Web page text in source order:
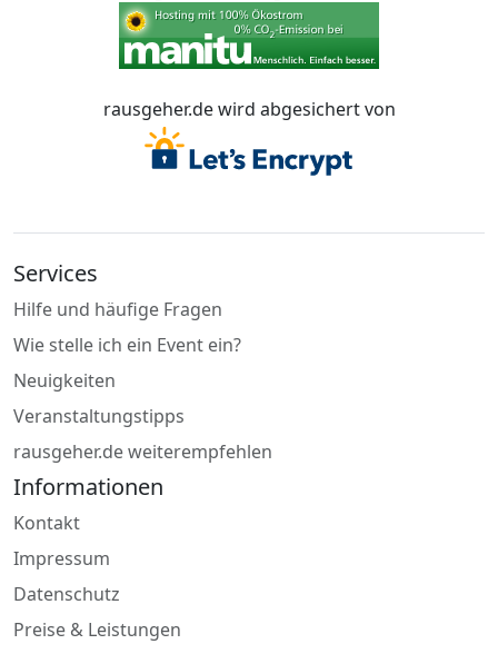
rausgeher.de wird abgesichert von
Services
Hilfe und häufige Fragen
Wie stelle ich ein Event ein?
Neuigkeiten
Veranstaltungstipps
rausgeher.de weiterempfehlen
Informationen
Kontakt
Impressum
Datenschutz
Preise & Leistungen